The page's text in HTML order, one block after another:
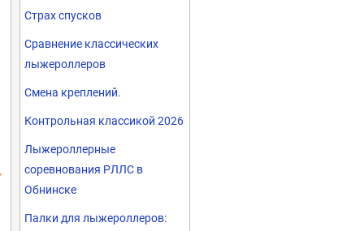
Страх спусков
Сравнение классических
лыжероллеров
Смена креплений.
Контрольная классикой 2026
Лыжероллерные
соревнования РЛЛС в
Обнинске
Палки для лыжероллеров: